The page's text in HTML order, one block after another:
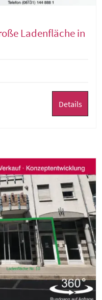
Ladenfläche in
der Mainzer-
Details